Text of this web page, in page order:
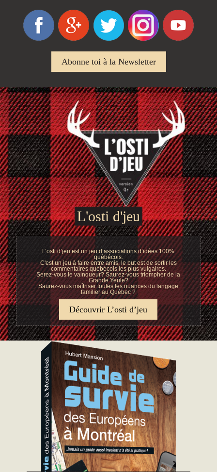
Abonne toi à la Newsletter
L'osti d'jeu
L’osti d’jeu est un jeu d’associations d’idées 100%
québécois.
C'est un jeu à faire entre amis, le but est de sortir les
commentaires québécois les plus vulgaires.
Serez-vous le vainqueur? Saurez-vous triompher de la
Grande Yeule?
Saurez-vous maîtriser toutes les nuances du langage
familier au Québec ?
Découvrir L’osti d’jeu